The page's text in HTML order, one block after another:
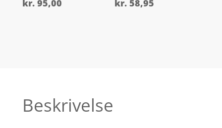
kr.95,00 kr. 58,95
Beskrivelse